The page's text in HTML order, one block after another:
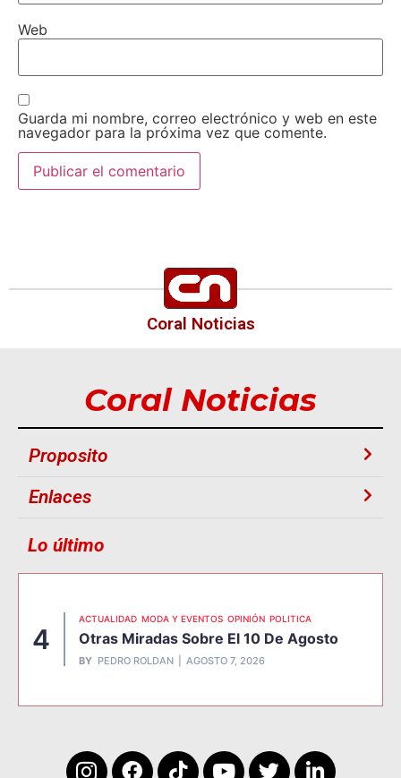
Web
Guarda mi nombre, correo electrónico y web en este
navegador para la próxima vez que comente.
Coral Noticias
Coral Noticias
Proposito
Enlaces
Lo último
4
ACTUALIDAD MODA Y EVENTOS OPINIÓN POLITICA
Otras Miradas Sobre El 10 De Agosto
BY PEDRO ROLDAN AGOSTO 7, 2026